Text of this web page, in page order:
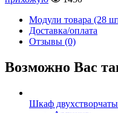
Модули товара (28
Доставка/оплата
Отзывы (0)
Возможно Вас
Шкаф